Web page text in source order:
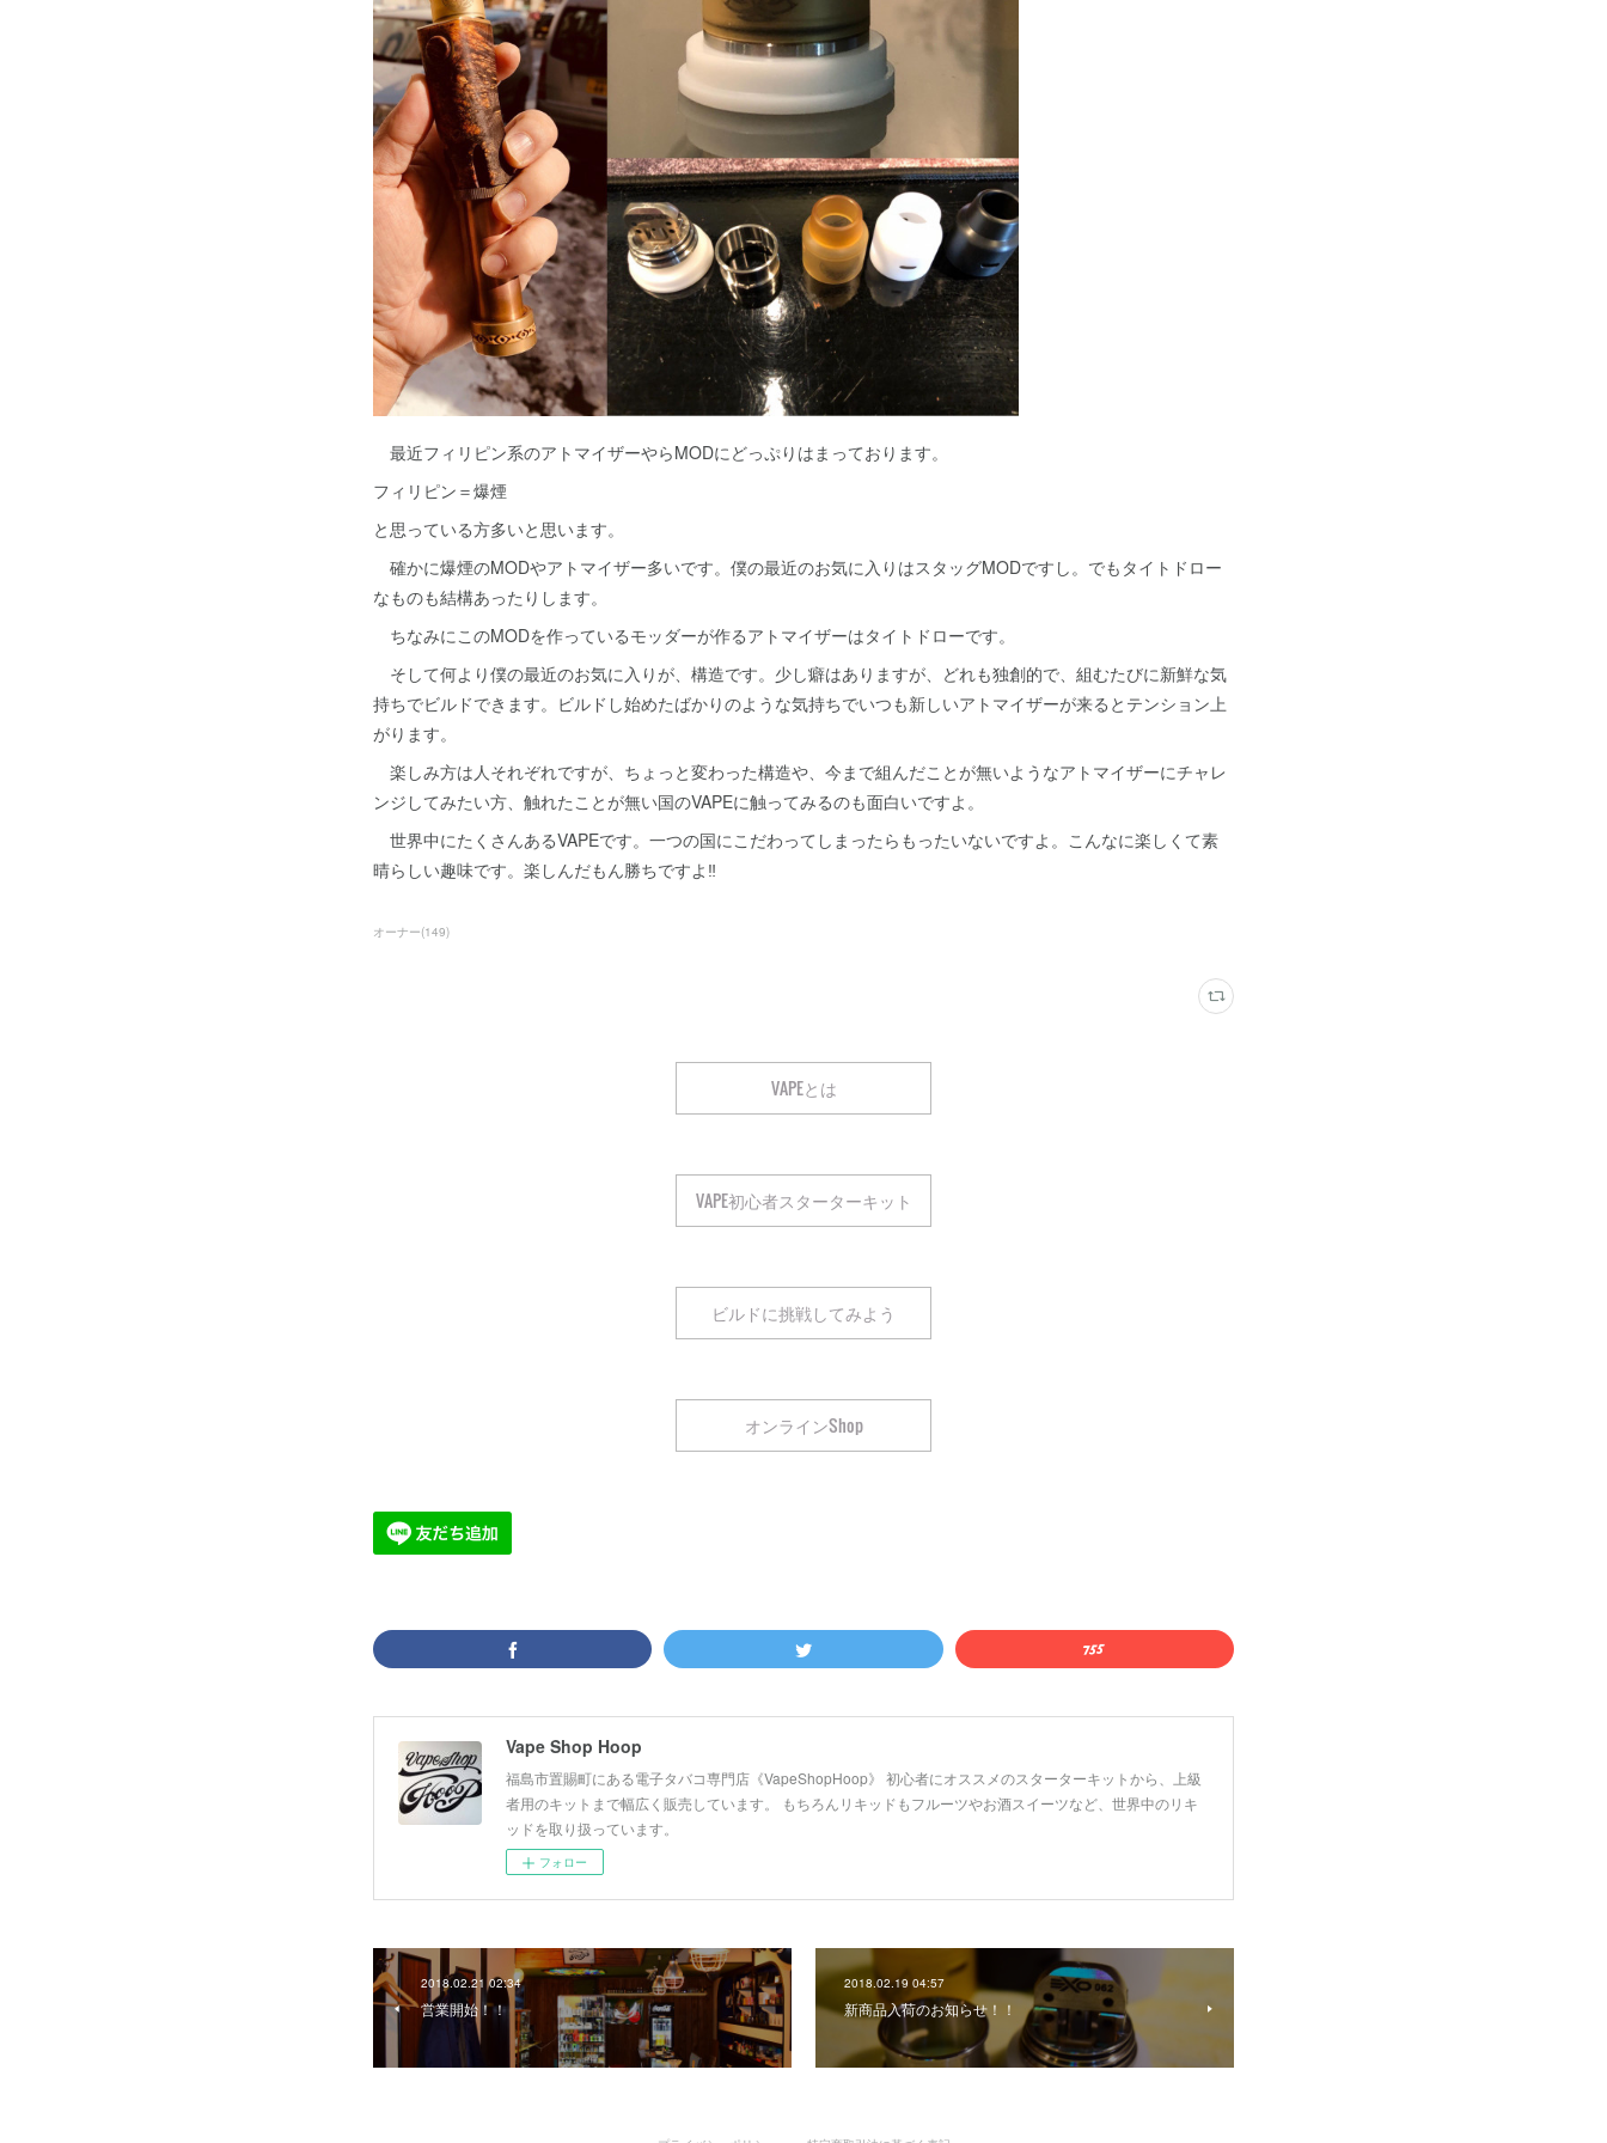
最近フィリピン系のアトマイザーやらMODにどっぷりはまっております。
フィリピン＝爆煙
と思っている方多いと思います。
確かに爆煙のMODやアトマイザー多いです。僕の最近のお気に入りはスタッグMODですし。でもタイトドロー
なものも結構あったりします。
ちなみにこのMODを作っているモッダーが作るアトマイザーはタイトドローです。
そして何より僕の最近のお気に入りが、構造です。少し癖はありますが、どれも独創的で、組むたびに新鮮な気
持ちでビルドできます。ビルドし始めたばかりのような気持ちでいつも新しいアトマイザーが来るとテンション上
がります。
楽しみ方は人それぞれですが、ちょっと変わった構造や、今まで組んだことが無いようなアトマイザーにチャレ
ンジしてみたい方、触れたことが無い国のVAPEに触ってみるのも面白いですよ。
世界中にたくさんあるVAPEです。一つの国にこだわってしまったらもったいないですよ。こんなに楽しくて素
晴らしい趣味です。楽しんだもん勝ちですよ‼
オーナー(149)
VAPEとは
VAPE初心者スターターキット
ビルドに挑戦してみよう
オンラインShop
Vape Shop Hoop
福島市置賜町にある電子タバコ専門店《VapeShopHoop》 初心者にオススメのスターターキットから、上級
者用のキットまで幅広く販売しています。 もちろんリキッドもフルーツやお酒スイーツなど、世界中のリキ
ッドを取り扱っています。
フォロー
2018.02.21 02:34
営業開始！！
2018.02.19 04:57
新商品入荷のお知らせ！！